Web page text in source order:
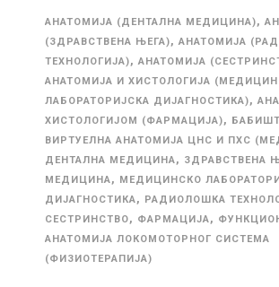
АНАТОМИЈА (ДЕНТАЛНА МЕДИЦИНА),
(ЗДРАВСТВЕНА ЊЕГА), АНАТОМИЈА
ТЕХНОЛОГИЈА), АНАТОМИЈА
АНАТОМИЈА И ХИСТОЛОГИЈА
ЛАБОРАТОРИЈСКА ДИЈАГНОСТИКА),
ХИСТОЛОГИЈОМ (ФАРМАЦИЈА),
ВИРТУЕЛНА АНАТОМИЈА ЦНС И ПХС
ДЕНТАЛНА МЕДИЦИНА, ЗДРАВСТВЕНА
МЕДИЦИНА, МЕДИЦИНСКО
ДИЈАГНОСТИКА, РАДИОЛОШКА
СЕСТРИНСТВО, ФАРМАЦИЈА,
АНАТОМИЈА ЛОКОМОТОРНОГ СИСТЕМА
(ФИЗИОТЕРАПИЈА)